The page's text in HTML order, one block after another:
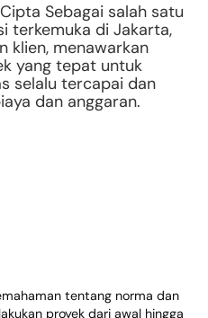
Sebagai salah satu
terkemuka di Jakarta,
klien, menawarkan
yang tepat untuk
selalu tercapai dan
dan anggaran.
tentang norma dan
proyek dari awal hingga